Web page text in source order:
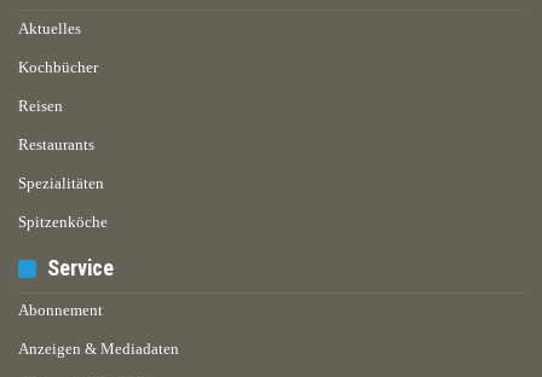
Aktuelles
Kochbücher
Reisen
Restaurants
Spezialitäten
Spitzenköche
Service
Abonnement
Anzeigen & Mediadaten